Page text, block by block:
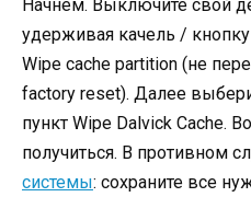
Начнём. Выключите свой
удерживая качель /
Wipe cache partition (не
factory reset). Далее
пункт Wipe Dalvick Cache.
получиться. В противном
системы: сохраните все